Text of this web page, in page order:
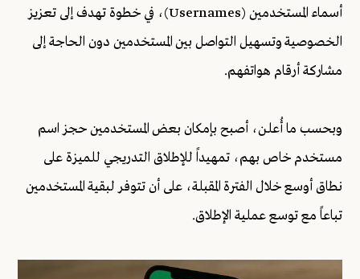
أسماء المستخدمين (Usernames)، في خطوة تهدف إلى تعزيز
الخصوصية وتسهيل التواصل بين المستخدمين دون الحاجة إلى
مشاركة أرقام هواتفهم.
وبحسب ما أُعلن، أصبح بإمكان بعض المستخدمين حجز اسم
مستخدم خاص بهم، تمهيداً للإطلاق التدريجي للميزة على
نطاق أوسع خلال الفترة المقبلة، على أن تتوفر لبقية المستخدمين
تباعاً مع توسع عملية الإطلاق.